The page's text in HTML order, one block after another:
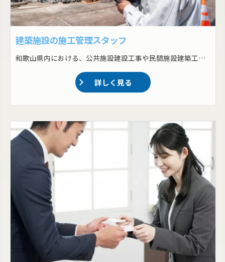
建築施設の施工管理スタッフ
和歌山県内における、公共施設建設工事や民間施設建築工事の施工管理をおまかせします！ ・スケジュール・予算管理 ・現場監督(監視・品質管理・撮影) ・必要な資材の調達と在庫管理 ・現場での安全基準の確認と実施 ・報告書の作成
詳しく見る